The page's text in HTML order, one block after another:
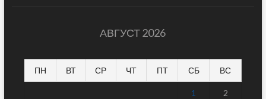
АВГУСТ 2026
ПН ВТ СР ЧТ ПТ СБ ВС
1 2